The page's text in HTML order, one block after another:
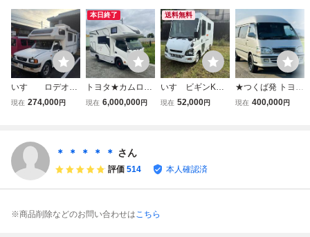
いすゞ ロデオ
キャンピングカ
ン クーラー効き
ます サイドオー
ニング付き！!
現在 274,000円
本日終了
トヨタ★カムロー
ド★ナッツRV★
ー★家庭エアコン
★車検付★返金保
証
現在 6,000,000円
送料無料
いすゞビギンKG-
VFR69F 4JG2 デ
ピングカー移動販
売車に
現在 52,000円
★つくば発 トヨタ
ハイエースワゴン
現在 400,000円
＊ ＊ ＊ ＊ ＊ さん
評価 514 本人確認済
※商品削除などのお問い合わせはこちら